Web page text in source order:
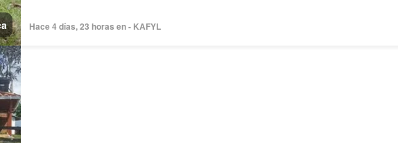
Hace 4 días, 23 horas en - KAFYL